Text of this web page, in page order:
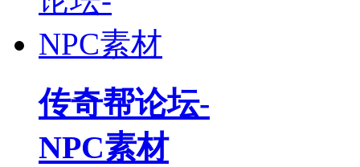
传奇帮论坛-
NPC素材